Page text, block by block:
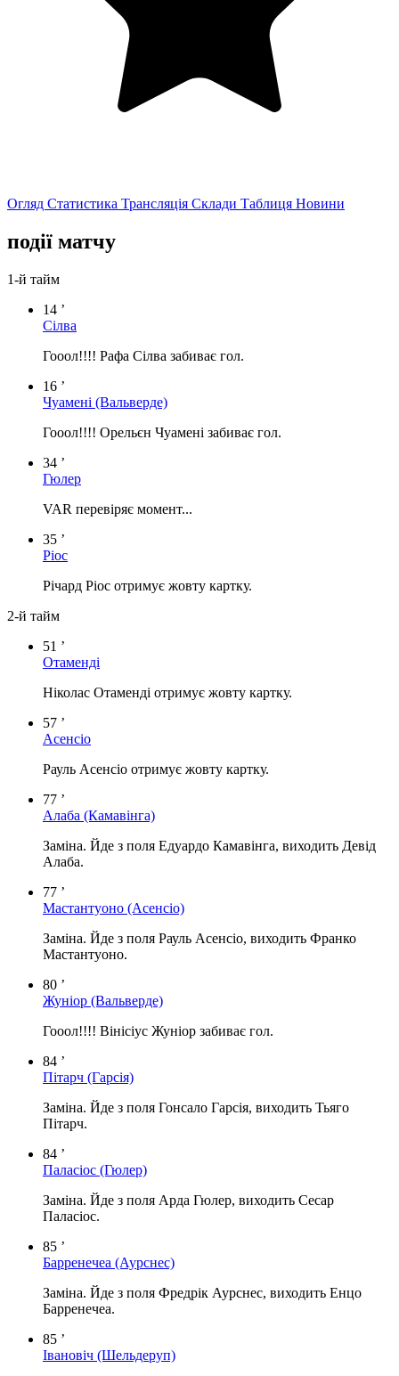
Огляд Статистика Трансляція Склади Таблиця Новини
події матчу
1-й тайм
14 ’
Сілва
Гооол!!!! Рафа Сілва забиває гол.
16 ’
Чуамені (Вальверде)
Гооол!!!! Орельєн Чуамені забиває гол.
34 ’
Гюлер
VAR перевіряє момент...
35 ’
Ріос
Річард Ріос отримує жовту картку.
2-й тайм
51 ’
Отаменді
Ніколас Отаменді отримує жовту картку.
57 ’
Асенсіо
Рауль Асенсіо отримує жовту картку.
77 ’
Алаба (Камавінга)
Заміна. Йде з поля Едуардо Камавінга, виходить Девід
Алаба.
77 ’
Мастантуоно (Асенсіо)
Заміна. Йде з поля Рауль Асенсіо, виходить Франко
Мастантуоно.
80 ’
Жуніор (Вальверде)
Гооол!!!! Вінісіус Жуніор забиває гол.
84 ’
Пітарч (Гарсія)
Заміна. Йде з поля Гонсало Гарсія, виходить Тьяго
Пітарч.
84 ’
Паласіос (Гюлер)
Заміна. Йде з поля Арда Гюлер, виходить Сесар
Паласіос.
85 ’
Барренечеа (Аурснес)
Заміна. Йде з поля Фредрік Аурснес, виходить Енцо
Барренечеа.
85 ’
Івановіч (Шельдеруп)